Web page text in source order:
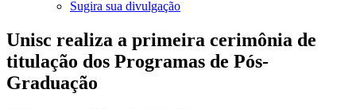
Sugira sua divulgação
Unisc realiza a primeira cerimônia de
titulação dos Programas de Pós-
Graduação